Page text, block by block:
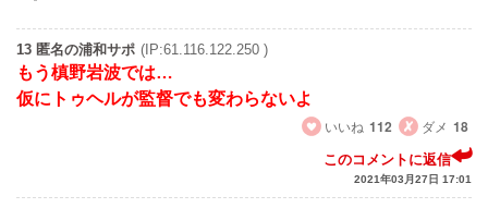
13 匿名の浦和サポ (IP:61.116.122.250 )
もう槙野岩波では…
仮にトゥヘルが監督でも変わらないよ
いいね 112 ダメ 18
このコメントに返信
2021年03月27日 17:01